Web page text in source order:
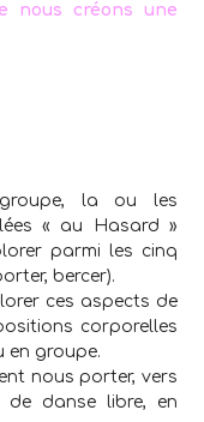
nous créons une
la ou les
« au Hasard »
parmi les cinq
bercer).
ces aspects de
corporelles
en groupe.
nous porter, vers
danse libre, en